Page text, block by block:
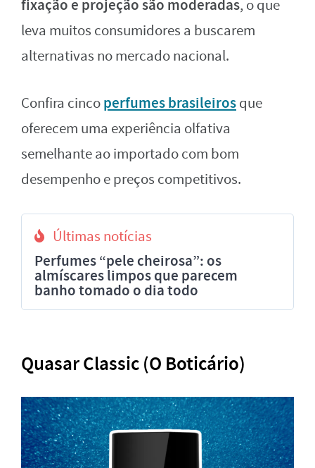
fixação e projeção são moderadas, o que
leva muitos consumidores a buscarem
alternativas no mercado nacional.
Confira cincoperfumes brasileirosque
oferecem uma experiência olfativa
semelhante ao importado com bom
desempenho e preços competitivos.
Últimas notícias
Perfumes “pele cheirosa”: os
almíscares limpos que parecem
banho tomado o dia todo
Quasar Classic (O Boticário)